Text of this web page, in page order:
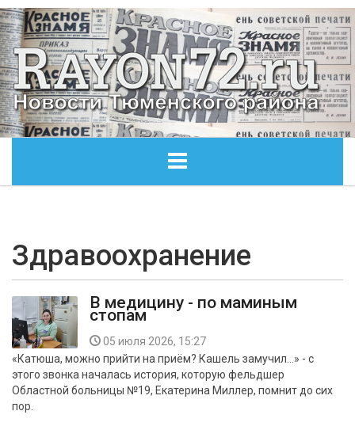
ОБЩЕСТВО
ЭКОНОМИКА
КУЛЬТУРА
БЕЗОПАСНОСТЬ
СПОРТ
Здравоохранение
В медицину - по маминым
стопам
05 июля 2026, 15:27
«Катюша, можно прийти на приём? Кашель замучил...» - с
этого звонка началась история, которую фельдшер
Областной больницы №19, Екатерина Миллер, помнит до сих
пор.